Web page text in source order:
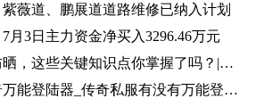
薇道、鹏展道道路维修已纳入计划
月3日主力资金净买入3296.46万元
夏日健康帖丨科学防晒，这些关键知识点你掌握了吗？|世界观察
即时焦点：手游传奇万能登陆器_传奇私服有没有万能登录器